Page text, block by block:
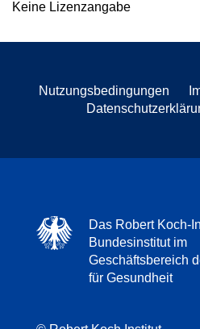
Keine Lizenzangabe
Nutzungsbedingungen
Das Robert Koch-
Bundesinstitut im
Geschäftsbereich
für Gesundheit